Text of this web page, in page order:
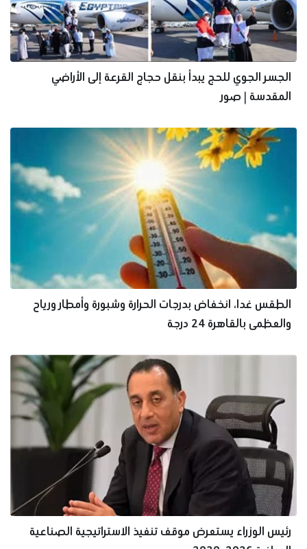
الجسر الجوي للحج يبدأ بنقل حجاج القرعة إلى الأراضي
المقدسة | صور
الطقس غدا، انخفاض بدرجات الحرارة وشبورة وأمطار ورياح
والعظمى بالقاهرة 24 درجة
رئيس الوزراء يستعرض موقف تنفيذ الاستراتيجية الصناعية